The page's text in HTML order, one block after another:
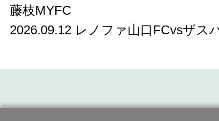
藤枝MYFC
2026.09.12 レノファ山口FCvsザス